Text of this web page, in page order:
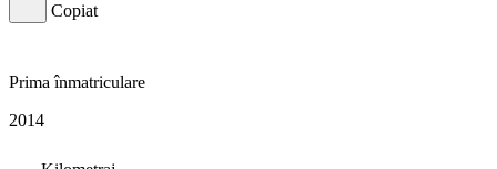
Copiat
Prima înmatriculare
2014